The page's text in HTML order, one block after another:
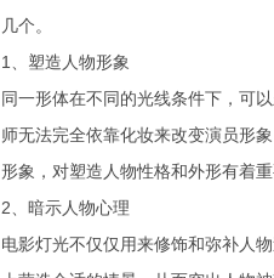
几个。
1、塑造人物形象
同一形体在不同的光线条件下，可
师无法完全依靠化妆来改变演员形
形象，对塑造人物性格和外形有着
2、暗示人物心理
电影灯光不仅仅用来修饰和弥补人